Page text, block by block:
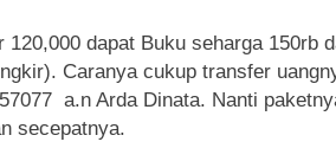
120,000 dapat Buku seharga 150rb
Caranya cukup transfer
a.n Arda Dinata. Nanti
secepatnya.